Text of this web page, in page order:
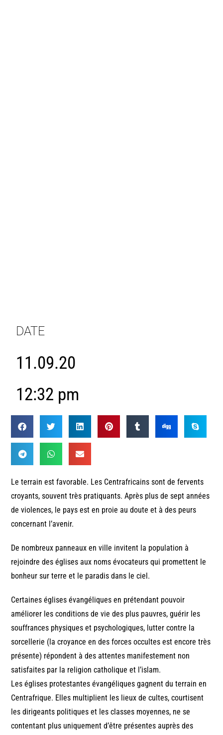
DATE
11.09.20
12:32 pm
Le terrain est favorable. Les Centrafricains sont de fervents
croyants, souvent très pratiquants. Après plus de sept années
de violences, le pays est en proie au doute et à des peurs
concernant l’avenir.
De nombreux panneaux en ville invitent la population à
rejoindre des églises aux noms évocateurs qui promettent le
bonheur sur terre et le paradis dans le ciel.
Certaines églises évangéliques en prétendant pouvoir
améliorer les conditions de vie des plus pauvres, guérir les
souffrances physiques et psychologiques, lutter contre la
sorcellerie (la croyance en des forces occultes est encore très
présente) répondent à des attentes manifestement non
satisfaites par la religion catholique et l’islam.
Les églises protestantes évangéliques gagnent du terrain en
Centrafrique. Elles multiplient les lieux de cultes, courtisent
les dirigeants politiques et les classes moyennes, ne se
contentant plus uniquement d’être présentes auprès des